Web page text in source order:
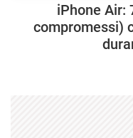
iPhone Air:
compromessi)